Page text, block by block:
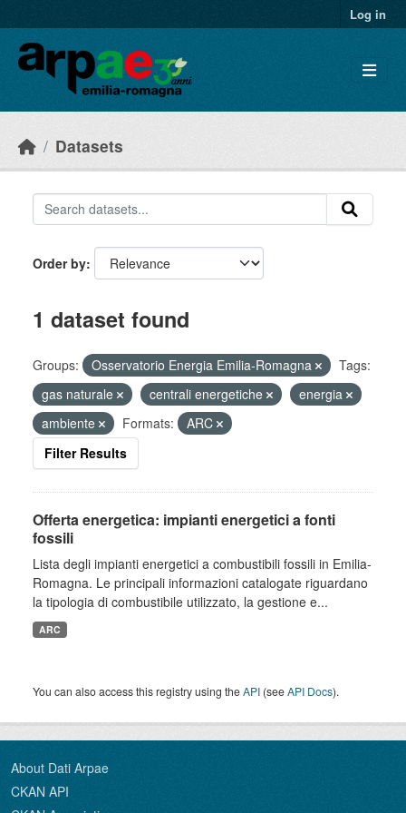
Log in
Datasets
Order by
1 dataset found
Groups: Osservatorio Energia Emilia-Romagna
Tags:
gas naturale
centrali energetiche
energia
ambiente
Formats:
ARC
Filter Results
Offerta energetica: impianti energetici a fonti
fossili
Lista degli impianti energetici a combustibili fossili in Emilia-
Romagna. Le principali informazioni catalogate riguardano
la tipologia di combustibile utilizzato, la gestione e...
ARC
You can also access this registry using theAPI (seeAPI Docs).
About Dati Arpae
CKAN API